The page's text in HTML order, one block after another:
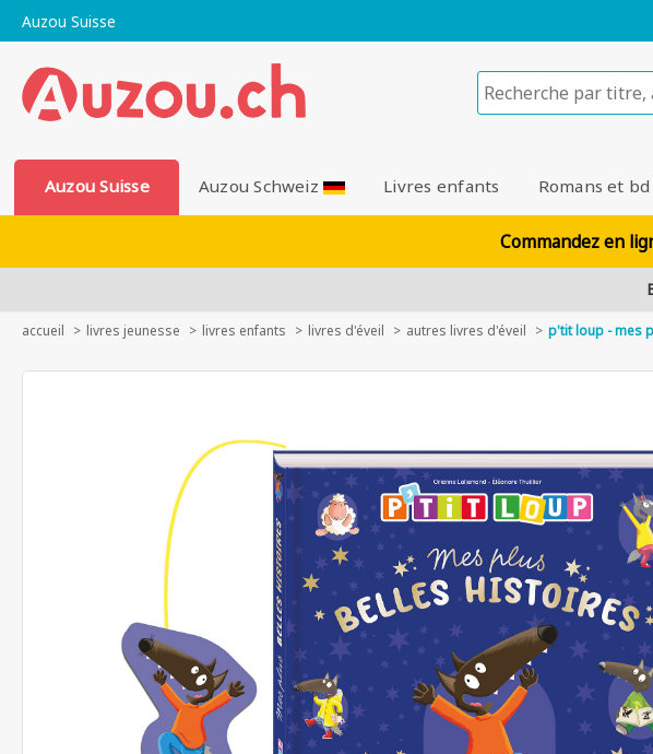
Auzou Suisse
Auzou Suisse Auzou Schweiz Livres enfants Romans et bd
Commandez en
accueil livres jeunesse livres enfants livres d'éveil autres livres d'éveil p'tit loup - mes